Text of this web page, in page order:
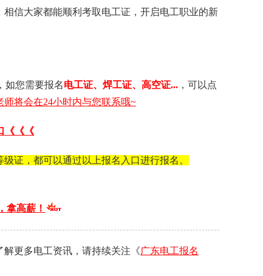
信大家都能顺利考取电工证，开启电工职业的新
如您需要 报名电工证 、 焊工证 、 高空证... ，可以点
将会在24小时内与您联系哦~
《《《
证，都可以通过以上报名入口进行报名。
拿高薪！
解更多电工资讯，请持续关注《广东电工报名